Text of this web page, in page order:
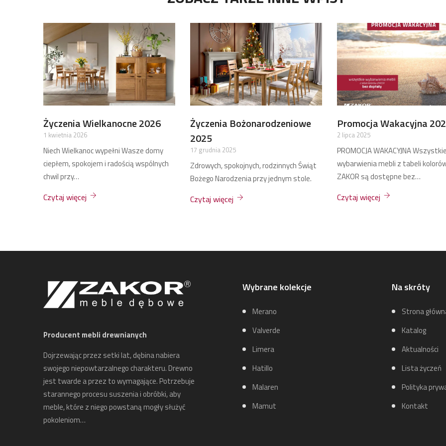
Promocja wiosenna 2025
16 maja 2025
PROMOCJA WIOSENNA Wszystkie
wybarwienia mebli z tabeli kolorów
ZAKOR są dostępne bez…
Czytaj więcej
Powitanie Wiosny 2025
12 marca 2025
POWITANIE WIOSNY Wszystkie
wybarwienia mebli z tabeli kolorów
ZAKOR są dostępne bez…
Czytaj więcej
Promocje na Ferie 2025
14 stycznia 2025
PROMOCJE na Ferie 2025 Na ferie
mamy dla was dwie promocje:…
Czytaj więcej
Producent mebli drewnianych
Dojrzewając przez setki lat, dębina nabiera
swojego niepowtarzalnego charakteru. Drewno
jest twarde a przez to wymagające. Potrzebuje
starannego procesu suszenia i obróbki, aby
meble, które z niego powstaną mogły służyć
pokoleniom…
Wybrane kolekcje
Merano
Valverde
Limera
Hatillo
Malaren
Mamut
Na skróty
Strona
Katalog
Aktualności
Lista życzeń
Polityka
Kontakt